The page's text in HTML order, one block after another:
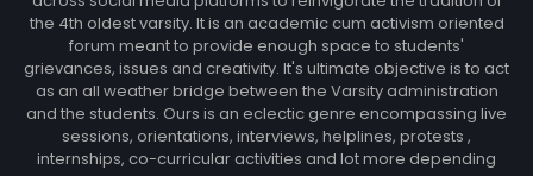
the 4th oldest varsity. It is an academic cum activism oriented
forum meant to provide enough space to students'
grievances, issues and creativity. It's ultimate objective is to act
as an all weather bridge between the Varsity administration
and the students. Ours is an eclectic genre encompassing live
sessions, orientations, interviews, helplines, protests ,
internships, co-curricular activities and lot more depending